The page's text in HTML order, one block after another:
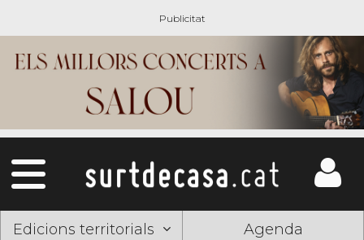
Edicions territorials Agenda